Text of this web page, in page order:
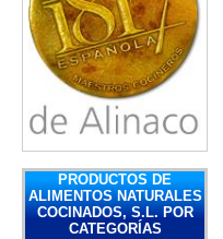
PRODUCTOS DE
ALIMENTOS NATURALES
COCINADOS, S.L. POR
CATEGORÍAS